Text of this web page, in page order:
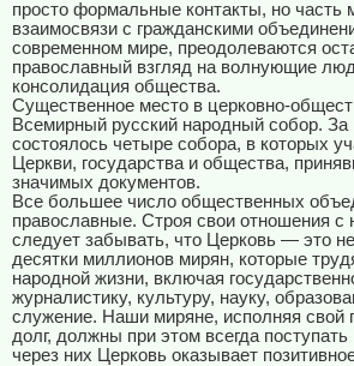
просто формальные контакты, но часть
взаимосвязи с гражданскими
современном мире, преодолеваются
православный взгляд на волнующие
консолидация общества.
Существенное место в церковно-
Всемирный русский народный собор.
состоялось четыре собора, в которых
Церкви, государства и общества,
значимых документов.
Все большее число общественных
православные. Строя свои отношения с
следует забывать, что Церковь — это
десятки миллионов мирян, которые
народной жизни, включая
журналистику, культуру, науку,
служение. Наши миряне, исполняя свой
долг, должны при этом всегда
через них Церковь оказывает